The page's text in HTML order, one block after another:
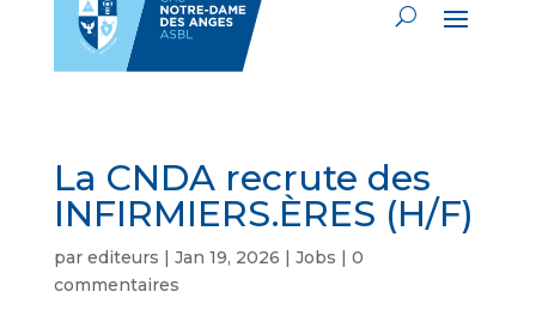
La CNDA recrute des
INFIRMIERS.ÈRES (H/F)
par editeurs | Jan 19, 2026 | Jobs | 0
commentaires